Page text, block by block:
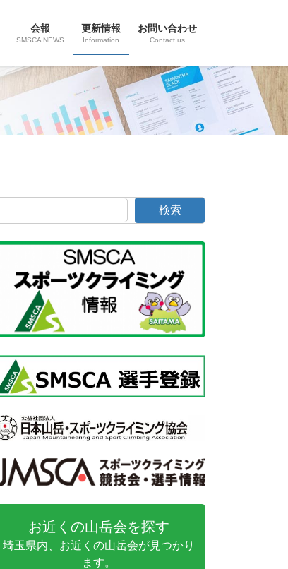
会報
SMSCA NEWS
更新情報
Information
お問い合わせ
Contact us
検索
お近くの山岳会を探す
埼玉県内、お近くの山岳会が見つかり
ます。